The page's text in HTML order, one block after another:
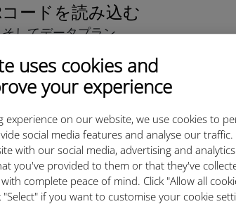
uses cookies and
your experience
on our website, we use cookies to
social media features and analyse our traffic.
with our social media, advertising and
you've provided to them or that they've
with complete peace of mind. Click "Allow all
if you want to customise your cookie
ードを読み込む
そしてデータプラン
eSIMをインストールしま
しょう シンプル！
eSIMがすごい